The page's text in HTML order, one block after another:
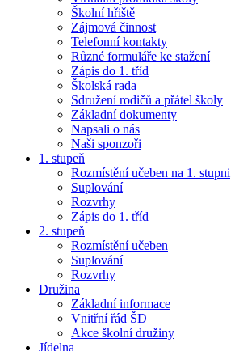
Školní hřiště
Zájmová činnost
Telefonní kontakty
Různé formuláře ke stažení
Zápis do 1. tříd
Školská rada
Sdružení rodičů a přátel školy
Základní dokumenty
Napsali o nás
Naši sponzoři
1. stupeň
Rozmístění učeben na 1. stupni
Suplování
Rozvrhy
Zápis do 1. tříd
2. stupeň
Rozmístění učeben
Suplování
Rozvrhy
Družina
Základní informace
Vnitřní řád ŠD
Akce školní družiny
Jídelna